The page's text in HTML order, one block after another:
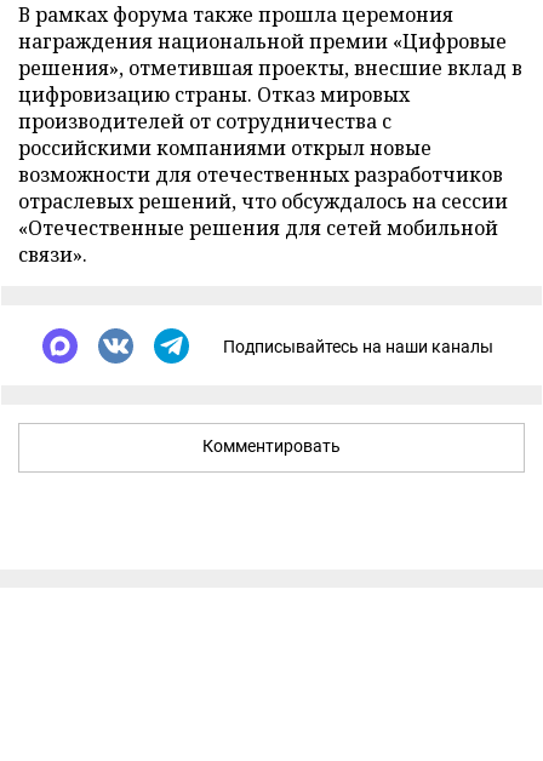
В рамках форума также прошла церемония
награждения национальной премии «Цифровые
решения», отметившая проекты, внесшие вклад в
цифровизацию страны. Отказ мировых
производителей от сотрудничества с
российскими компаниями открыл новые
возможности для отечественных разработчиков
отраслевых решений, что обсуждалось на сессии
«Отечественные решения для сетей мобильной
связи».
Подписывайтесь на наши каналы
Комментировать